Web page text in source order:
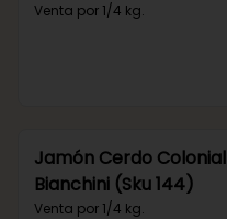
Venta por 1/4 kg.
Jamón Cerdo Colonial
Bianchini (Sku 144)
Venta por 1/4 kg.